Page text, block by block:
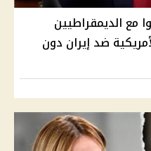
مع الديمقراطيين
ضد إيران دون